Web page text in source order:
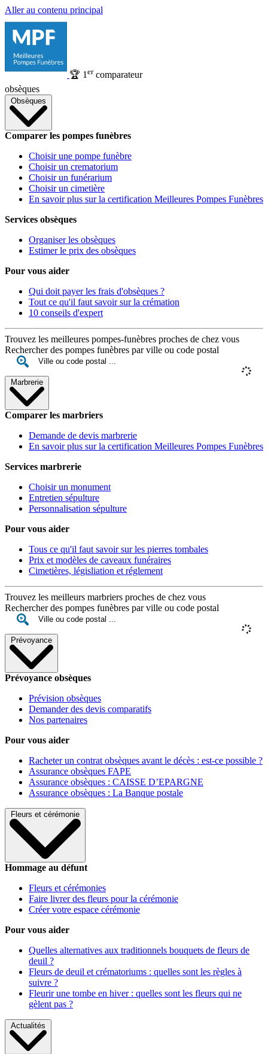
Aller au contenu principal
🏆 1 ercomparateur
obsèques
Obsèques
Comparer les pompes funèbres
Choisir une pompe funèbre
Choisir un crematorium
Choisir un funérarium
Choisir un cimetière
En savoir plus sur la certification Meilleures Pompes Funèbres
Services obsèques
Organiser les obsèques
Estimer le prix des obsèques
Pour vous aider
Qui doit payer les frais d'obsèques ?
Tout ce qu'il faut savoir sur la crémation
10 conseils d'expert
Trouvez les meilleures pompes-funèbres proches de chez vous
Rechercher des pompes funèbres par ville ou code postal
Marbrerie
Comparer les marbriers
Demande de devis marbrerie
En savoir plus sur la certification Meilleures Pompes Funèbres
Services marbrerie
Choisir un monument
Entretien sépulture
Personnalisation sépulture
Pour vous aider
Tous ce qu'il faut savoir sur les pierres tombales
Prix et modèles de caveaux funéraires
Cimetières, législiation et réglement
Trouvez les meilleurs marbriers proches de chez vous
Rechercher des pompes funèbres par ville ou code postal
Prévoyance
Prévoyance obsèques
Prévision obsèques
Demander des devis comparatifs
Nos partenaires
Pour vous aider
Racheter un contrat obsèques avant le décès : est-ce possible ?
Assurance obsèques FAPE
Assurance obsèques : CAISSE D’EPARGNE
Assurance obsèques : La Banque postale
Fleurs et cérémonie
Hommage au défunt
Fleurs et cérémonies
Faire livrer des fleurs pour la cérémonie
Créer votre espace cérémonie
Pour vous aider
Quelles alternatives aux traditionnels bouquets de fleurs de
deuil ?
Fleurs de deuil et crématoriums : quelles sont les règles à
suivre ?
Fleurir une tombe en hiver : quelles sont les fleurs qui ne
gèlent pas ?
Actualités